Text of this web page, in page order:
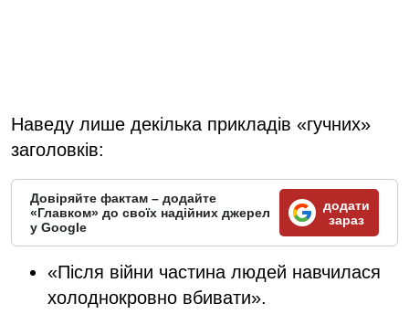
Наведу лише декілька прикладів «гучних»
заголовків:
Довіряйте фактам – додайте
«Главком» до своїх надійних джерел
у Google
додати
зараз
«Після війни частина людей навчилася
холоднокровно вбивати».